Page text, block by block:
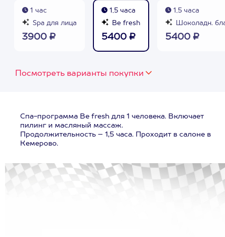
1 час
Spa для лица
3900 ₽
1,5 часа
Be fresh
5400 ₽
1,5 часа
Шоколадн.
5400 ₽
Посмотреть варианты покупки
Спа-программа Be fresh для 1 человека. Включает
пилинг и масляный массаж.
Продолжительность – 1,5 часа. Проходит в салоне в
Кемерово.